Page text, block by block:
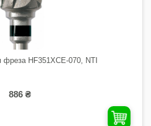
фреза HF351XCE-070, NTI
886 ₴